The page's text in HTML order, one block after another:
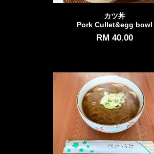
カツ丼
Pork Cullet&egg bowl
RM 40.00